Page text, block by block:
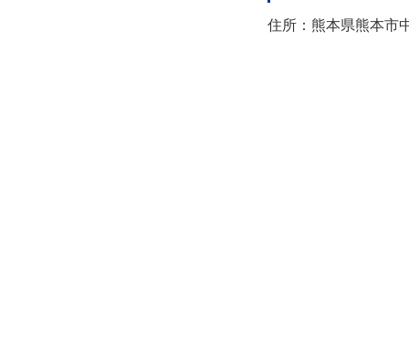
住所：熊本県熊本市